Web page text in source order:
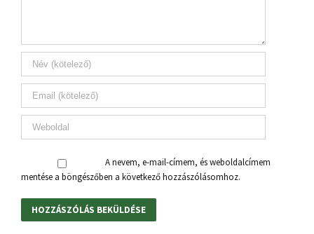
A nevem, e-mail-címem, és weboldalcímem
mentése a böngészőben a következő hozzászólásomhoz.